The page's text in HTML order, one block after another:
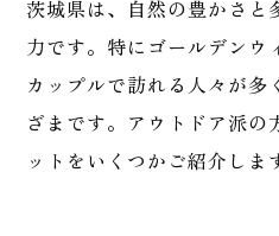
茨城県は、自然の豊かさと
力です。特にゴールデンウ
カップルで訪れる人々が多
ざまです。アウトドア派の
ットをいくつかご紹介しま